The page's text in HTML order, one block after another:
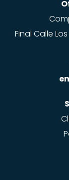
Final Calle